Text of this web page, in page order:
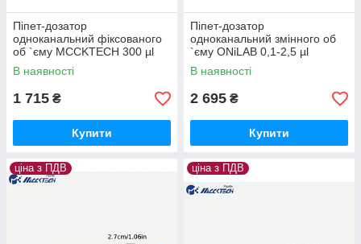
Піпет-дозатор
одноканальний фіксованого
об `єму MCCKTECH 300 µl
В наявності
1 715 ₴
Купити
Піпет-дозатор
одноканальний змінного об
`єму ONiLAB 0,1-2,5 µl
В наявності
2 695 ₴
Купити
ціна з ПДВ ціна з ПДВ